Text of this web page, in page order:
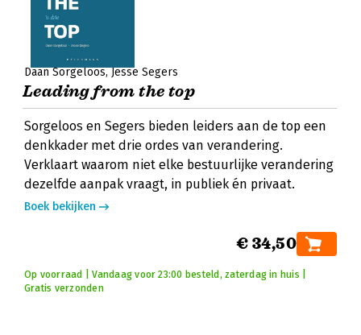
Daan Sorgeloos Jesse Segers
Leading from the top
Sorgeloos en Segers bieden leiders aan de top een
denkkader met drie ordes van verandering.
Verklaart waarom niet elke bestuurlijke verandering
dezelfde aanpak vraagt, in publiek én privaat.
Boek bekijken
€ 34,50
Op voorraad | Vandaag voor 23:00 besteld, zaterdag in huis |
Gratis verzonden